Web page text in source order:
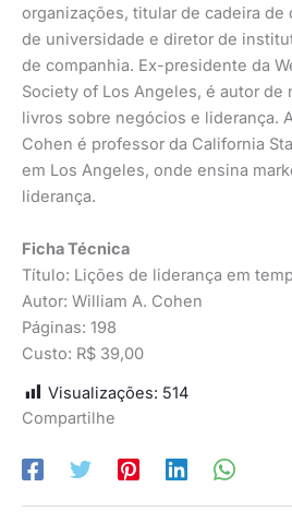
organizações, titular de cadeira de
de universidade e diretor de
de companhia. Ex-presidente da
Society of Los Angeles, é autor de
livros sobre negócios e liderança.
Cohen é professor da California
em Los Angeles, onde ensina
liderança.
Ficha Técnica
Título: Lições de liderança em
Autor: William A. Cohen
Páginas: 198
Custo: R$ 39,00
Visualizações: 514
Compartilhe